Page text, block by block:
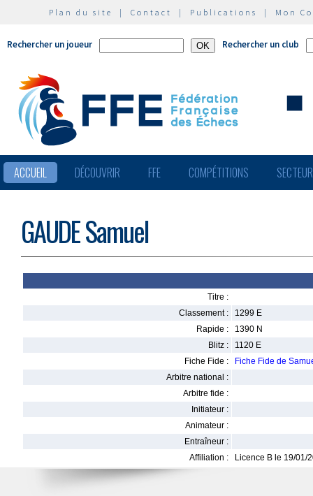
Plan du site | Contact | Publications | Mon
Rechercher un joueur Rechercher un club
ACCUEIL DÉCOUVRIR FFE COMPÉTITIONS
GAUDE Samuel
Titre :
Classement :
1299 E
Rapide :
1390 N
Blitz :
1120 E
Fiche Fide :
Fiche Fide de
Arbitre national :
Arbitre fide :
Initiateur :
Animateur :
Entraîneur :
Affiliation :
Licence B le 19/01/